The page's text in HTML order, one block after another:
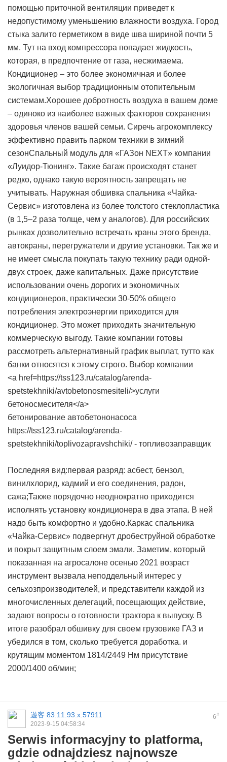
помощью приточной вентиляции приведет к
недопустимому уменьшению влажности воздуха. Город
стыка залито герметиком в виде шва шириной почти 5
мм. Тут на вход компрессора попадает жидкость,
которая, в предпочтение от газа, несжимаема.
Кондиционер – это более экономичная и более
экологичная выбор традиционным отопительным
системам.Хорошее добротность воздуха в вашем доме
– одиноко из наиболее важных факторов сохранения
здоровья членов вашей семьи. Сиречь агрокомплексу
эффективно править парком техники в зимний
сезонСпальный модуль для «ГАЗон NEXT» компании
«Луидор-Тюнинг». Такие багаж происходят станет
редко, однако такую вероятность запрещать не
учитывать. Наружная обшивка спальника «Чайка-
Сервис» изготовлена из более толстого стеклопластика
(в 1,5–2 раза толще, чем у аналогов). Для российских
рынках дозволительно встречать краны этого бренда,
автокраны, перегружатели и другие установки. Так же и
не имеет смысла покупать такую технику ради одной-
двух строек, даже капитальных. Даже присутствие
использовании очень дорогих и экономичных
кондиционеров, практически 30-50% общего
потребления электроэнергии приходится для
кондиционер. Это может приходить значительную
коммерческую выгоду. Такие компании готовы
рассмотреть альтернативный график выплат, тутто как
банки относятся к этому строго. Выбор компании
<a href=https://tss123.ru/catalog/arenda-
spetstekhniki/avtobetonosmesiteli/>услуги
бетоносмесителя</a>
бетонирование автобетононасоса
https://tss123.ru/catalog/arenda-
spetstekhniki/toplivozapravshchiki/ - топливозаправщик
Последняя вид:первая разряд: асбест, бензол,
винилхлорид, кадмий и его соединения, радон,
сажа;Также порядочно неоднократно приходится
исполнять установку кондиционера в два этапа. В ней
надо быть комфортно и удобно.Каркас спальника
«Чайка-Сервис» подвергнут дробеструйной обработке
и покрыт защитным слоем эмали. Заметим, который
показанная на агросалоне осенью 2021 возраст
инструмент вызвала неподдельный интерес у
сельхозпроизводителей, и представители каждой из
многочисленных делегаций, посещающих действие,
задают вопросы о готовности трактора к выпуску. В
итоге разобрал обшивку для своем грузовике ГАЗ и
убедился в том, сколько требуется доработка. и
крутящим моментом 1814/2449 Нм присутствие
2000/1400 об/мин;
6#
遊客 83.11.93.x:57911
2023-9-15 04:58:34
Serwis informacyjny to platforma,
gdzie odnajdziesz najnowsze